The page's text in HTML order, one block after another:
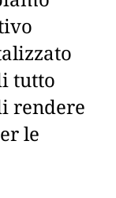
tutto
rendere
le